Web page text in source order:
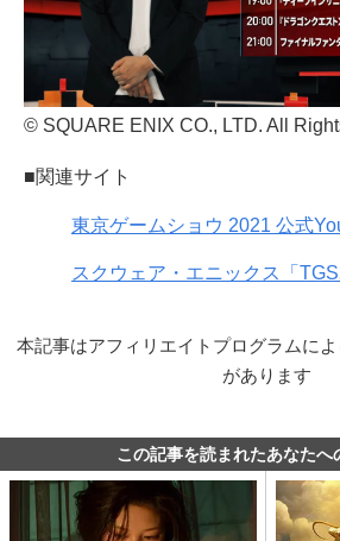
© SQUARE ENIX CO., LTD. All
■関連サイト
東京ゲームショウ 2021 公式
スクウェア・エニックス「
本記事はアフィリエイトプログラムに
があります
この記事を読まれたあなたへ